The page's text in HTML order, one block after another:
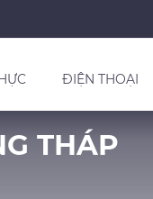
ĐIỆN THOẠI
THÁP